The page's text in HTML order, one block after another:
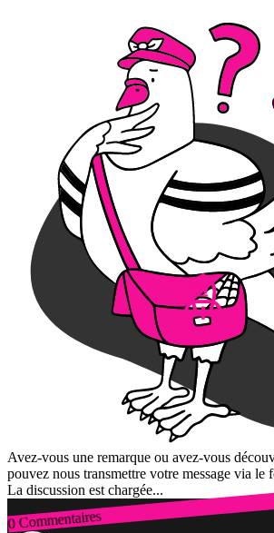
Avez-vous une remarque ou avez-vous
pouvez nous transmettre votre message via le
La discussion est chargée...
0 Commentaires
Connexion